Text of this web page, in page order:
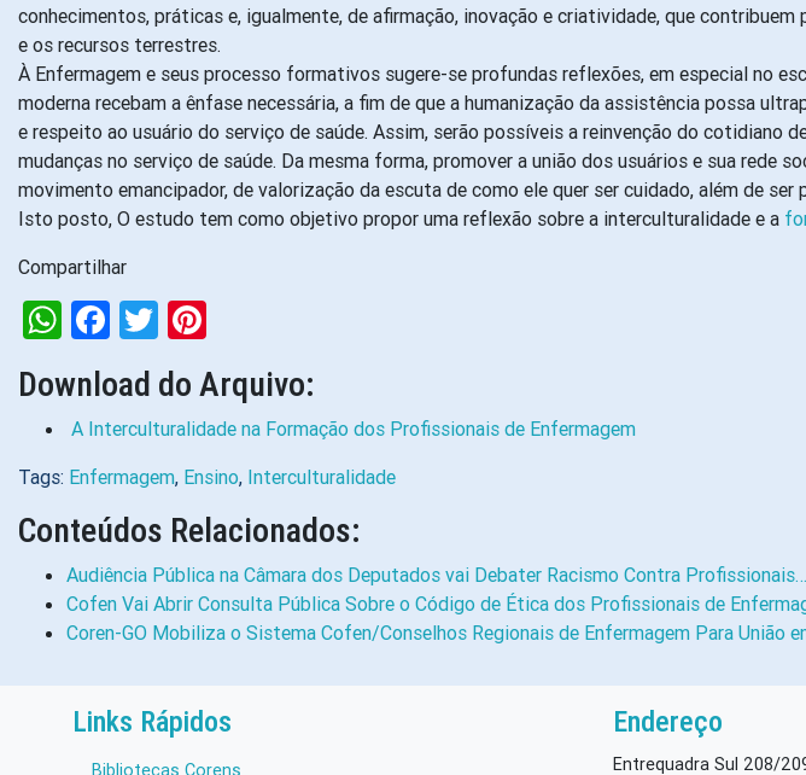
conhecimentos, práticas e, igualmente, de afirmação, inovação e criatividade, que
e os recursos terrestres.
À Enfermagem e seus processo formativos sugere-se profundas reflexões, em especial no
moderna recebam a ênfase necessária, a fim de que a humanização da assistência possa
e respeito ao usuário do serviço de saúde. Assim, serão possíveis a reinvenção do
mudanças no serviço de saúde. Da mesma forma, promover a união dos usuários e sua
movimento emancipador, de valorização da escuta de como ele quer ser cuidado, além de
Isto posto, O estudo tem como objetivo propor uma reflexão sobre a interculturalidade e a
Compartilhar
WhatsApp
Facebook
Twitter
Download do Arquivo:
A Interculturalidade na Formação dos Profissionais de Enfermagem
Tags: Enfermagem, Ensino, Interculturalidade
Conteúdos Relacionados:
Audiência Pública na Câmara dos Deputados vai Debater Racismo Contra Profissionais…
Cofen Vai Abrir Consulta Pública Sobre o Código de Ética dos Profissionais de
Coren-GO Mobiliza o Sistema Cofen/Conselhos Regionais de Enfermagem Para União
Links Rápidos
Bibliotecas Corens
Endereço
Entrequadra Sul 208/